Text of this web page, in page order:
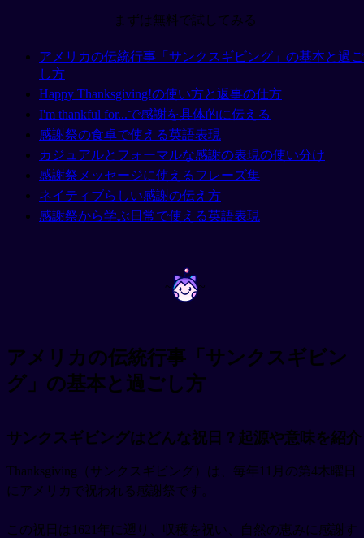
まずは無料で試してみる
アメリカの伝統行事「サンクスギビング」の基本と過ご
し方
Happy Thanksgiving!の使い方と返事の仕方
I'm thankful for...で感謝を具体的に伝える
感謝祭の食卓で使える英語表現
カジュアルとフォーマルな感謝の表現の使い分け
感謝祭メッセージに使えるフレーズ集
ネイティブらしい感謝の伝え方
感謝祭から学ぶ日常で使える英語表現
~ ~
アメリカの伝統行事「サンクスギビン
グ」の基本と過ごし方
サンクスギビングはどんな祝日？起源や意味を紹介
Thanksgiving（サンクスギビング）は、毎年11月の第4木曜日
にアメリカで祝われる感謝祭です。
この祝日は1621年に遡り、収穫を祝い、自然の恵みに感謝す